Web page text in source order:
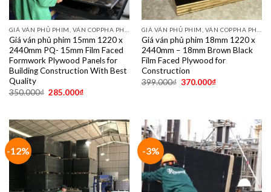
GIÁ VÁN PHỦ PHIM, VÁN COPPHA PHỦ PHIM GIÁ RẺ
Giá ván phủ phim 15mm 1220 x
2440mm PQ- 15mm Film Faced
Formwork Plywood Panels for
Building Construction With Best
Quality
350.000₫ 285.000₫
GIÁ VÁN PHỦ PHIM, VÁN COPPHA PHỦ PHIM GIÁ RẺ
Giá ván phủ phim 18mm 1220 x
2440mm – 18mm Brown Black
Film Faced Plywood for
Construction
399.000₫ 370.000₫
-12% -3%